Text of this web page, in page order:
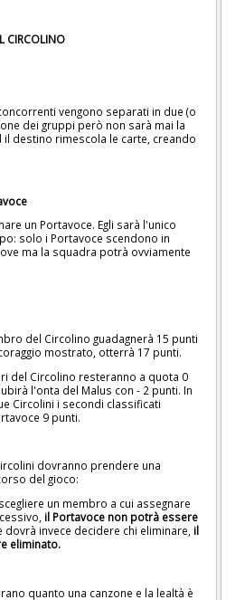
CIRCOLINO
vengono separati in due (o
dei gruppi però non sarà mai la
destino rimescola le carte, creando
un Portavoce. ​Egli sarà l'unico
solo i Portavoce scendono in
ma la squadra potrà ovviamente
del Circolino guadagnerà 15 punti
mostrato, otterrà 17 punti.
del Circolino resteranno a quota 0
l'onta del Malus con - 2 punti. ​In
Circolini i secondi classificati
9 punti.
dovranno prendere una
del gioco:
un membro a cui assegnare
il Portavoce non potrà essere
dovrà invece decidere chi eliminare, il
eliminato.
quanto una canzone e la lealtà è